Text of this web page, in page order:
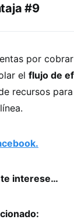
#9
por
el flujo de
recursos
interese…